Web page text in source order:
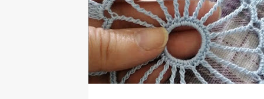
PATTERNS